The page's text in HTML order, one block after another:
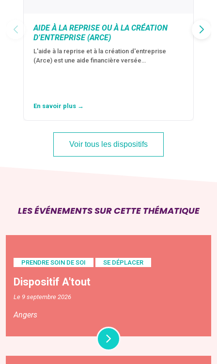
AIDE À LA REPRISE OU À LA CRÉATION
D’ENTREPRISE (ARCE)
L'aide à la reprise et à la création d'entreprise
(Arce) est une aide financière versée…
En savoir plus →
Voir tous les dispositifs
LES ÉVÉNEMENTS SUR CETTE THÉMATIQUE
PRENDRE SOIN DE SOI SE DÉPLACER
Dispositif A'tout
Le 9 septembre 2026
Angers